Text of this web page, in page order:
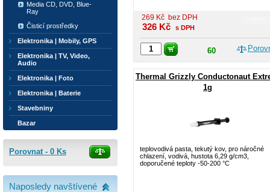
269 Kč bez DPH
326 Kč s DPH
60
Thermal Grizzly Conductonaut
1g
teplovodivá pasta, tekutý kov, pro náročné
chlazení, vodivá, hustota 6,29 g/cm3,
doporučené teploty -50-200 °C
Media CD, DVD, Blue-
Ray
Čisticí prostředky
Elektronika | Mobily, GPS
Elektronika | TV, Video,
Audio
Elektronika | Foto
Elektronika | Baterie
Stavebniny
Bazar
Porovnat - 0 Ks
Naposledy navštívené